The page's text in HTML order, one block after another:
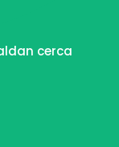
cerca